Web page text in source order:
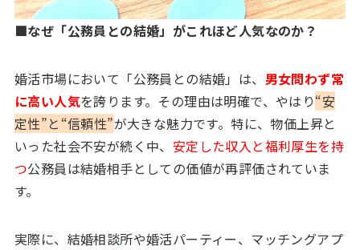
■なぜ「公務員との結婚」がこれほど人気なのか？
婚活市場において「公務員との結婚」は、 男女問わず常
に高い人気を誇ります。その理由は明確で、やはり“安
定性”と“信頼性”が大きな魅力です。特に、物価上昇と
いった社会不安が続く中、 安定した収入と福利厚生を持
つ公務員は結婚相手としての価値が再評価されていま
す。
実際に、結婚相談所や婚活パーティー、マッチングアプ